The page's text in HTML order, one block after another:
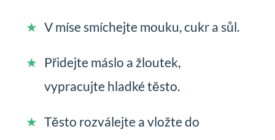
V míse smíchejte mouku, cukr a sůl.
Přidejte máslo a žloutek,
vypracujte hladké těsto.
Těsto rozválejte a vložte do